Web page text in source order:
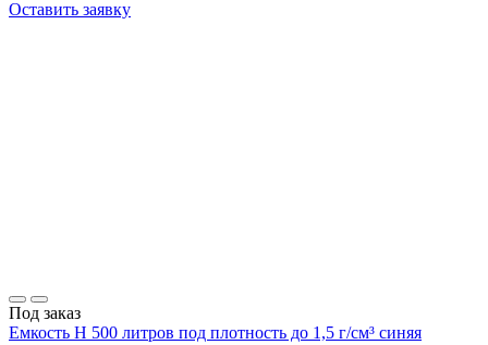
Оставить заявку
Под заказ
Емкость H 500 литров под плотность до 1,5 г/см³ синяя